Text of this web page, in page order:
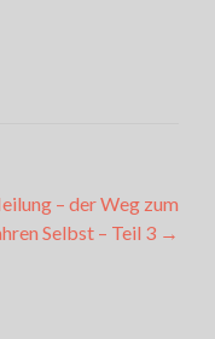
– der Weg zum
Selbst – Teil 3 →